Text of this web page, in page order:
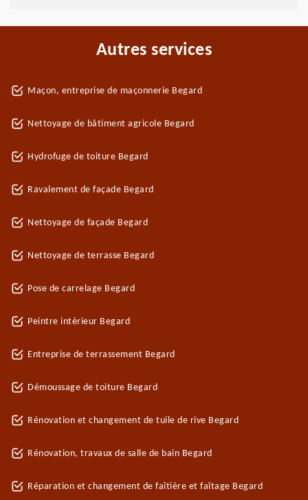
Autres services
Maçon, entreprise de maçonnerie Begard
Nettoyage de bâtiment agricole Begard
Hydrofuge de toiture Begard
Ravalement de façade Begard
Nettoyage de façade Begard
Nettoyage de terrasse Begard
Pose de carrelage Begard
Peintre intérieur Begard
Entreprise de terrassement Begard
Démoussage de toiture Begard
Rénovation et changement de tuile de rive Begard
Rénovation, travaux de salle de bain Begard
Réparation et changement de faîtière et faîtage Begard